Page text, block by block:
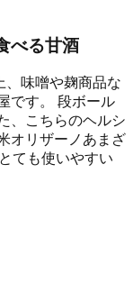
べる甘酒
、味噌や麹商品な
です。 段ボール
、こちらのヘルシ
オリザーノあまざ
ても使いやすい